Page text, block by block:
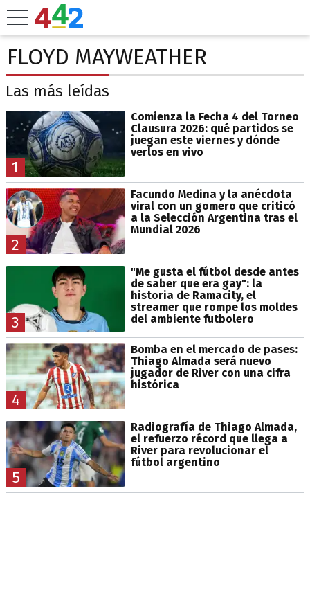
FLOYD MAYWEATHER
Las más leídas
1
Comienza la Fecha 4 del Torneo
Clausura 2026: qué partidos se
juegan este viernes y dónde
verlos en vivo
2
Facundo Medina y la anécdota
viral con un gomero que criticó
a la Selección Argentina tras el
Mundial 2026
3
"Me gusta el fútbol desde antes
de saber que era gay": la
historia de Ramacity, el
streamer que rompe los moldes
del ambiente futbolero
4
Bomba en el mercado de pases:
Thiago Almada será nuevo
jugador de River con una cifra
histórica
5
Radiografía de Thiago Almada,
el refuerzo récord que llega a
River para revolucionar el
fútbol argentino